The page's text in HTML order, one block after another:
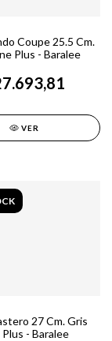
Coupe 25.5 Cm.
Plus - Baralee
VER
27 Cm. Gris
Plus - Baralee